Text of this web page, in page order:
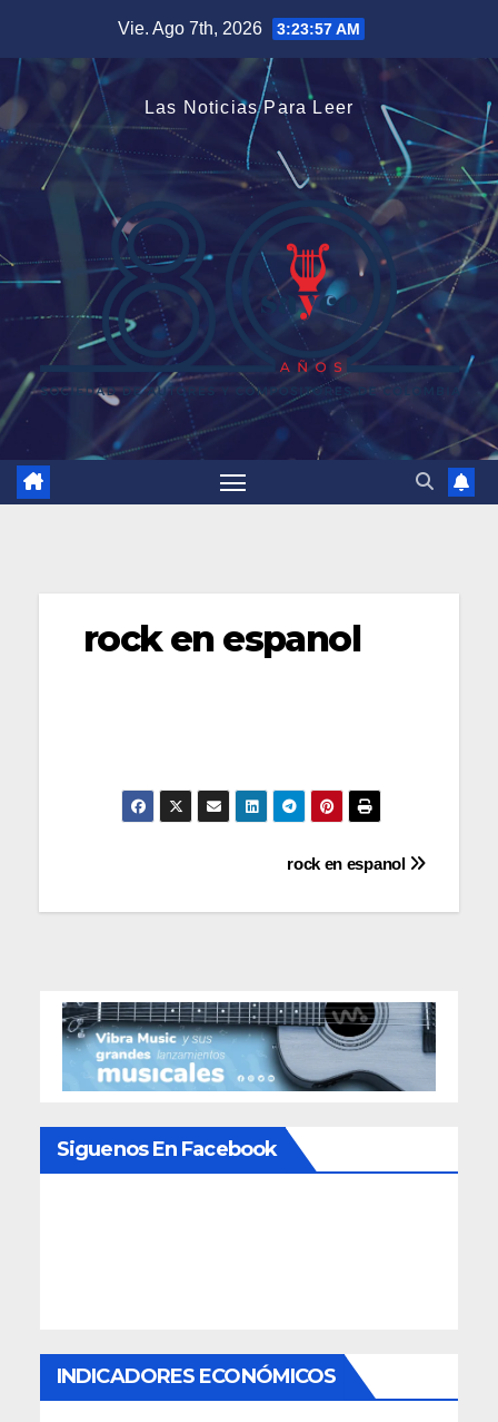
contenido
Vie. Ago 7th, 2026 3:23:57 AM
Las Noticias Para Leer
rock en espanol
de
rock en espanol
Siguenos En Facebook
INDICADORES ECONÓMICOS